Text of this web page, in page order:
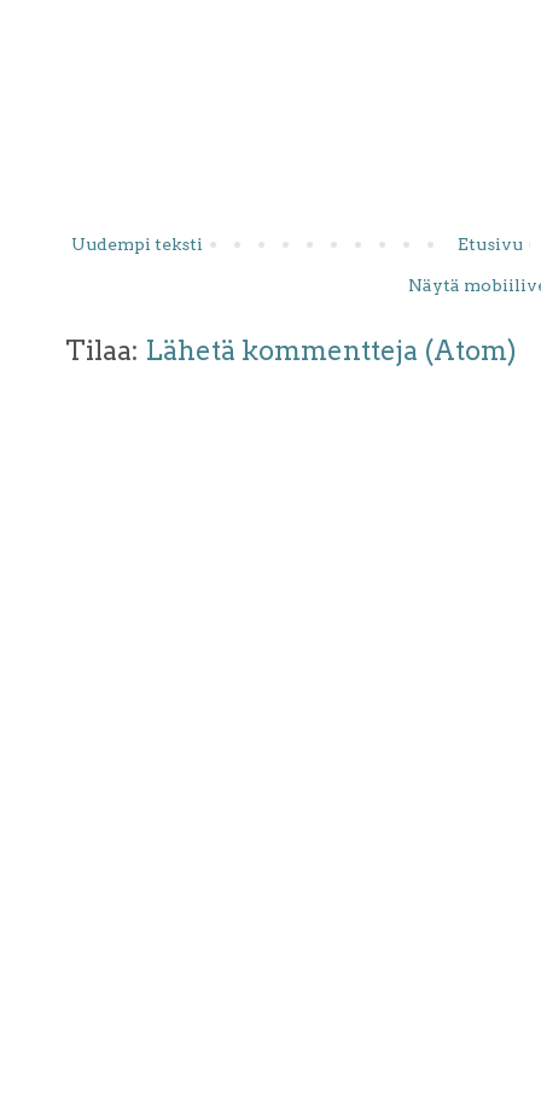
Uudempi teksti Etusivu
Näytä
Tilaa: Lähetä kommentteja (Atom)